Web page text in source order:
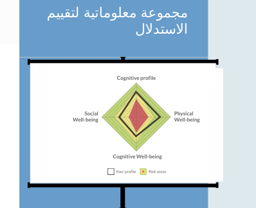
مجموعة معلوماتية لتقييم
الاستدلال